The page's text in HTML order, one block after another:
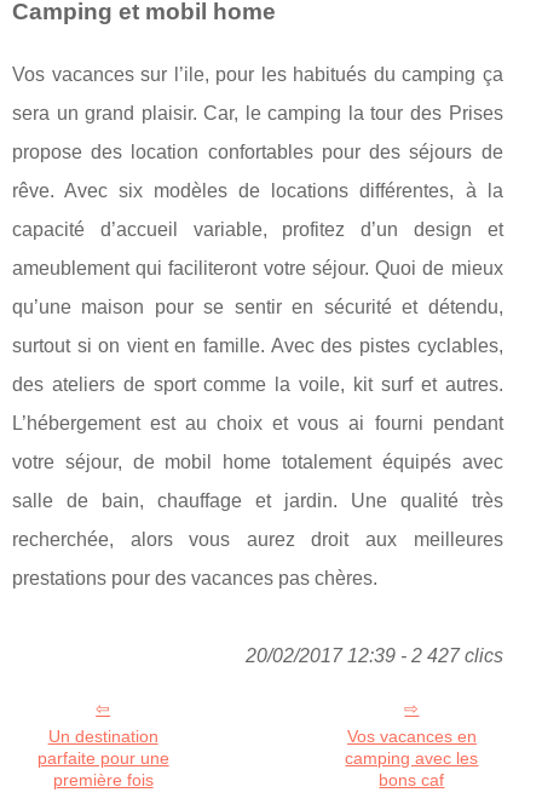
Camping et mobil home
Vos vacances sur l’ile, pour les habitués du camping ça
sera un grand plaisir. Car, le camping la tour des Prises
propose des location confortables pour des séjours de
rêve. Avec six modèles de locations différentes, à la
capacité d’accueil variable, profitez d’un design et
ameublement qui faciliteront votre séjour. Quoi de mieux
qu’une maison pour se sentir en sécurité et détendu,
surtout si on vient en famille. Avec des pistes cyclables,
des ateliers de sport comme la voile, kit surf et autres.
L’hébergement est au choix et vous ai fourni pendant
votre séjour, de mobil home totalement équipés avec
salle de bain, chauffage et jardin. Une qualité très
recherchée, alors vous aurez droit aux meilleures
prestations pour des vacances pas chères.
20/02/2017 12:39 - 2 427 clics
Un destination
parfaite pour une
première fois
Vos vacances en
camping avec les
bons caf